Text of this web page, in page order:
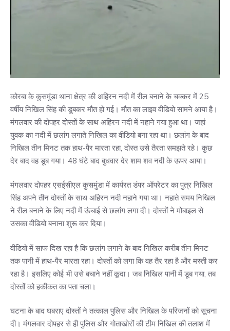
कोरबा के कुसमुंडा थाना क्षेत्र की अहिरन नदी में रील बनाने के चक्कर में 25
वर्षीय निखिल सिंह की डूबकर मौत हो गई। मौत का लाइव वीडियो सामने आया है।
मंगलवार की दोपहर दोस्तों के साथ अहिरन नदी में नहाने गया हुआ था। जहां
युवक का नदी में छलांग लगाते निखिल का वीडियो बना रहा था। छलांग के बाद
निखिल तीन मिनट तक हाथ-पैर मारता रहा, दोस्त उसे तैरता समझते रहे। कुछ
देर बाद वह डूब गया। 48 घंटे बाद बुधवार देर शाम शव नदी के ऊपर आया।
मंगलवार दोपहर एसईसीएल कुसमुंडा में कार्यरत डंपर ऑपरेटर का पुत्र निखिल
सिंह अपने तीन दोस्तों के साथ अहिरन नदी नहाने गया था। नहाते समय निखिल
ने रील बनाने के लिए नदी में ऊंचाई से छलांग लगा दी। दोस्तों ने मोबाइल से
उसका वीडियो बनाना शुरू कर दिया।
वीडियो में साफ दिख रहा है कि छलांग लगाने के बाद निखिल करीब तीन मिनट
तक पानी में हाथ-पैर मारता रहा। दोस्तों को लगा कि वह तैर रहा है और मस्ती कर
रहा है। इसलिए कोई भी उसे बचाने नहीं कूदा। जब निखिल पानी में डूब गया, तब
दोस्तों को हकीकत का पता चला।
घटना के बाद घबराए दोस्तों ने तत्काल पुलिस और निखिल के परिजनों को सूचना
दी। मंगलवार दोपहर से ही पुलिस और गोताखोरों की टीम निखिल की तलाश में